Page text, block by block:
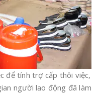
để tính trợ cấp thôi việc,
người lao động đã làm